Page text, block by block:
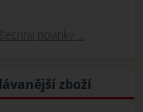
novinky ...
zboží